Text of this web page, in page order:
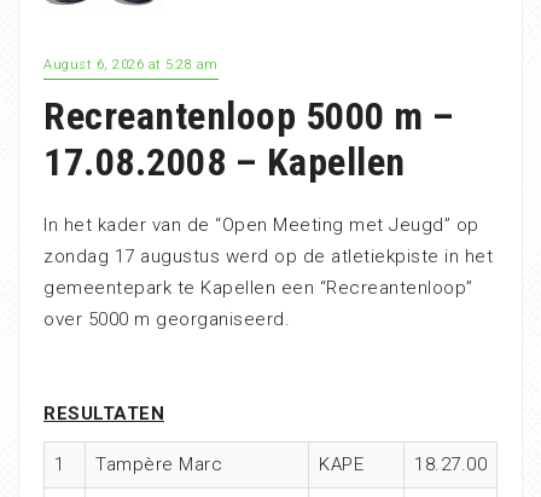
August 6, 2026 at 5:28 am
Recreantenloop 5000 m –
17.08.2008 – Kapellen
In het kader van de “Open Meeting met Jeugd” op
zondag 17 augustus werd op de atletiekpiste in het
gemeentepark te Kapellen een “Recreantenloop”
over 5000 m georganiseerd.
RESULTATEN
1 Tampère Marc KAPE 18.27.00